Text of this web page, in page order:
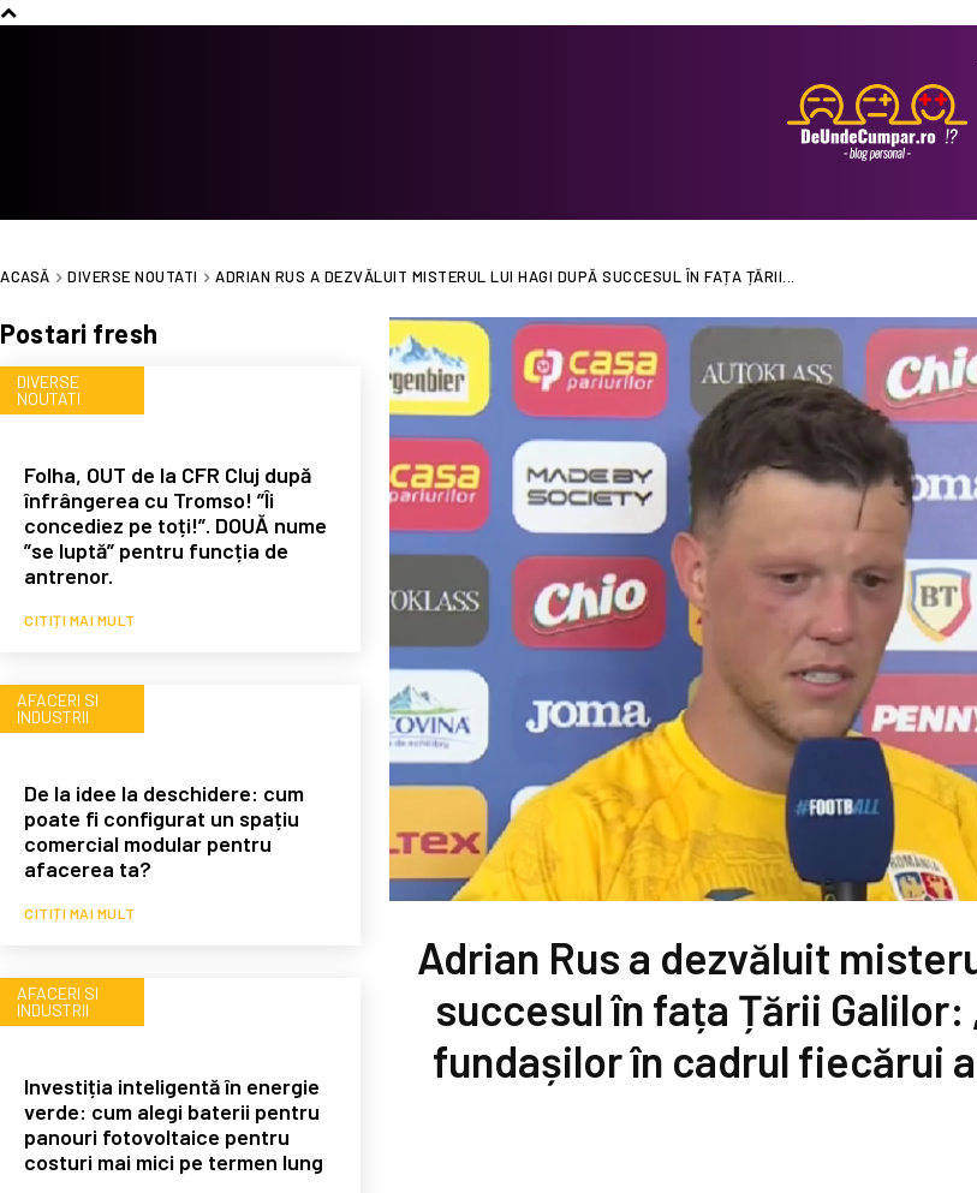
ACASĂ DIVERSE NOUTATI ADRIAN RUS A DEZVĂLUIT MISTERUL LUI HAGI DUPĂ SUCCESUL ÎN FAȚA ȚĂRII...
Postari fresh
DIVERSE
NOUTATI
Folha, OUT de la CFR Cluj după
înfrângerea cu Tromso! ”Îi
concediez pe toți!”. DOUĂ nume
”se luptă” pentru funcția de
antrenor.
CITIȚI MAI MULT
AFACERI SI
INDUSTRII
De la idee la deschidere: cum
poate fi configurat un spațiu
comercial modular pentru
afacerea ta?
CITIȚI MAI MULT
AFACERI SI
INDUSTRII
Investiția inteligentă în energie
verde: cum alegi baterii pentru
panouri fotovoltaice pentru
costuri mai mici pe termen lung
Adrian Rus a dezvăluit
succesul în fața Țării Galilor:
fundașilor în cadrul fiecărui